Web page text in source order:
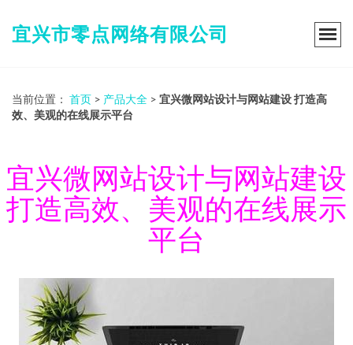
宜兴市零点网络有限公司
当前位置： 首页 > 产品大全 > 宜兴微网站设计与网站建设 打造高
效、美观的在线展示平台
宜兴微网站设计与网站建设
打造高效、美观的在线展示
平台